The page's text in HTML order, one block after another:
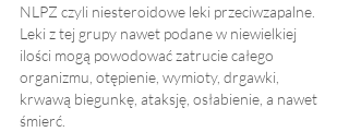
NLPZ czyli niesteroidowe leki przeciwzapalne.
Leki z tej grupy nawet podane w niewielkiej
ilości mogą powodować zatrucie całego
organizmu, otępienie, wymioty, drgawki,
krwawą biegunkę, ataksję, osłabienie, a nawet
śmierć.